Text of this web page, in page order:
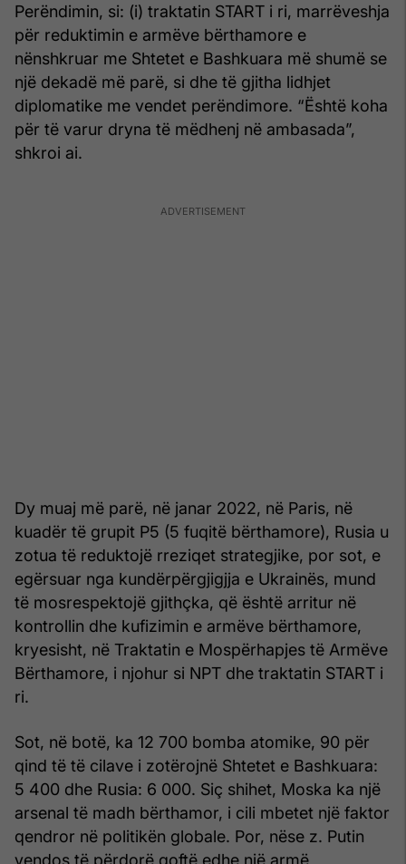
Perëndimin, si: (i) traktatin START i ri, marrëveshja
për reduktimin e armëve bërthamore e
nënshkruar me Shtetet e Bashkuara më shumë se
një dekadë më parë, si dhe të gjitha lidhjet
diplomatike me vendet perëndimore. “Është koha
për të varur dryna të mëdhenj në ambasada”,
shkroi ai.
Dy muaj më parë, në janar 2022, në Paris, në
kuadër të grupit P5 (5 fuqitë bërthamore), Rusia u
zotua të reduktojë rreziqet strategjike, por sot, e
egërsuar nga kundërpërgjigjja e Ukrainës, mund
të mosrespektojë gjithçka, që është arritur në
kontrollin dhe kufizimin e armëve bërthamore,
kryesisht, në Traktatin e Mospërhapjes të Armëve
Bërthamore, i njohur si NPT dhe traktatin START i
ri.
Sot, në botë, ka 12 700 bomba atomike, 90 për
qind të të cilave i zotërojnë Shtetet e Bashkuara:
5 400 dhe Rusia: 6 000. Siç shihet, Moska ka një
arsenal të madh bërthamor, i cili mbetet një faktor
qendror në politikën globale. Por, nëse z. Putin
vendos të përdorë qoftë edhe një armë